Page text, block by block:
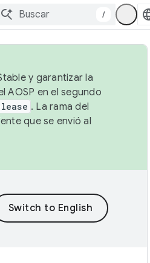
/
y garantizar la
AOSP en el segundo
. La rama del
que se envió al